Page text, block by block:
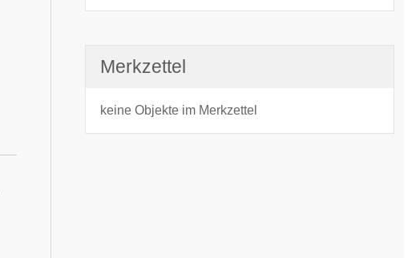
Merkzettel
keine Objekte im Merkzettel